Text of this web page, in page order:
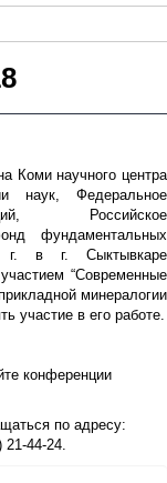
Коми научного центра
наук, Федеральное
Российское
фундаментальных
г. в г. Сыктывкаре
“Современные
минералогии
участие в его работе.
конференции
по адресу:
21-44-24.